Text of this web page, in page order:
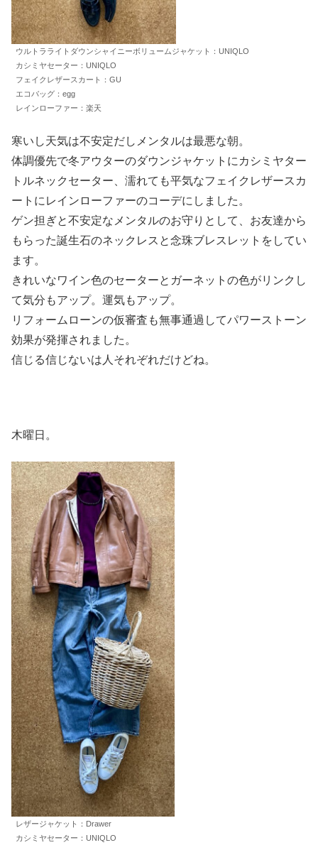
ウルトラライトダウンシャイニーボリュームジャケット：UNIQLO
カシミヤセーター：UNIQLO
フェイクレザースカート：GU
エコバッグ：egg
レインローファー：楽天
寒いし天気は不安定だしメンタルは最悪な朝。
体調優先で冬アウターのダウンジャケットにカシミヤター
トルネックセーター、濡れても平気なフェイクレザースカ
ートにレインローファーのコーデにしました。
ゲン担ぎと不安定なメンタルのお守りとして、お友達から
もらった誕生石のネックレスと念珠ブレスレットをしてい
ます。
きれいなワイン色のセーターとガーネットの色がリンクし
て気分もアップ。運気もアップ。
リフォームローンの仮審査も無事通過してパワーストーン
効果が発揮されました。
信じる信じないは人それぞれだけどね。
木曜日。
レザージャケット：Drawer
カシミヤセーター：UNIQLO